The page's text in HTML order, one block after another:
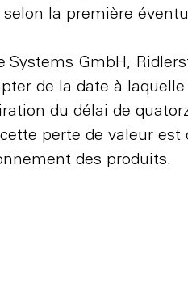
la première
GmbH,
de la date à
du délai de
perte de valeur
des produits.